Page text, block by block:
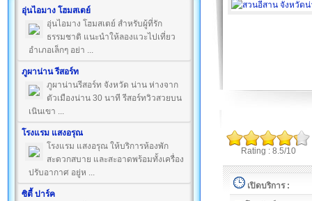
อุ่นไอมาง โฮมสเตย์
อุ่นไอมาง โฮมสเตย์ สำหรับผู้ที่รัก
ธรรมชาติ แนะนำให้ลองแวะไปเที่ยว
อำเภอเล็กๆ อย่า ...
ภูผาน่าน รีสอร์ท
ภูผาน่านรีสอร์ท จังหวัด น่าน ห่างจาก
ตัวเมืองน่าน 30 นาที รีสอร์ทวิวสวยบน
เนินเขา ...
โรงแรม แสงอรุณ
โรงแรม แสงอรุณ ให้บริการห้องพัก
สะดวกสบาย และสะอาดพร้อมทั้งเครื่อง
ปรับอากาศ อยู่ห ...
ซิตี้ ปาร์ค
Rating : 8.5/10
เปิดบริการ :